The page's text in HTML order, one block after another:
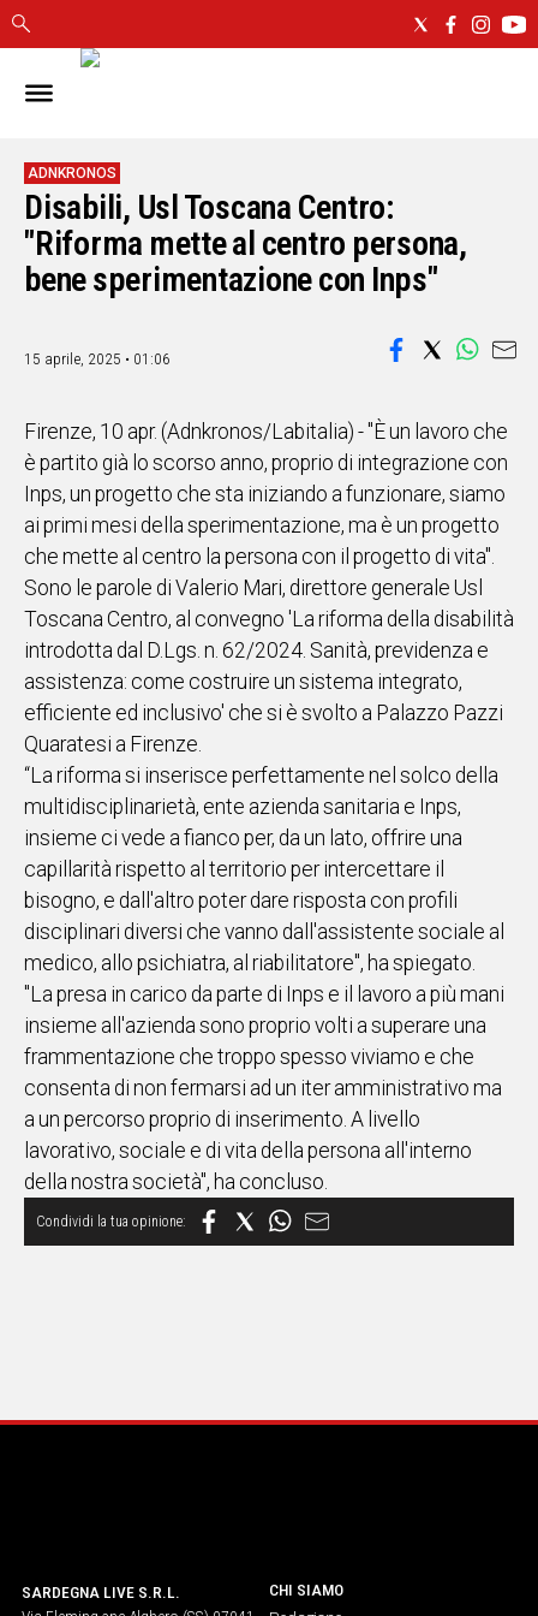
IN
CAGLIARI
SASSARI
NUORO
ORISTANO
SULCIS
OGLIASTRA
ALTRE
NOTIZIE
POLITICA
IN
ITALIA
NEL
MONDO
SPORT
EVENTI
STORIE
VIDEO
UNISCITI
AL CANALE
WHATSAPP
Social
ADNKRONOS
Disabili, Usl Toscana Centro:
"Riforma mette al centro persona,
bene sperimentazione con Inps"
15 aprile, 2025 • 01:06
Firenze, 10 apr. (Adnkronos/Labitalia) - "È un lavoro che
è partito già lo scorso anno, proprio di integrazione con
Inps, un progetto che sta iniziando a funzionare, siamo
ai primi mesi della sperimentazione, ma è un progetto
che mette al centro la persona con il progetto di vita".
Sono le parole di Valerio Mari, direttore generale Usl
Toscana Centro, al convegno 'La riforma della disabilità
introdotta dal D.Lgs. n. 62/2024. Sanità, previdenza e
assistenza: come costruire un sistema integrato,
efficiente ed inclusivo' che si è svolto a Palazzo Pazzi
Quaratesi a Firenze.
“La riforma si inserisce perfettamente nel solco della
multidisciplinarietà, ente azienda sanitaria e Inps,
insieme ci vede a fianco per, da un lato, offrire una
capillarità rispetto al territorio per intercettare il
bisogno, e dall'altro poter dare risposta con profili
disciplinari diversi che vanno dall'assistente sociale al
medico, allo psichiatra, al riabilitatore", ha spiegato.
"La presa in carico da parte di Inps e il lavoro a più mani
insieme all'azienda sono proprio volti a superare una
frammentazione che troppo spesso viviamo e che
consenta di non fermarsi ad un iter amministrativo ma
a un percorso proprio di inserimento. A livello
lavorativo, sociale e di vita della persona all'interno
della nostra società", ha concluso.
SARDEGNA LIVE S.R.L.
CHI SIAMO